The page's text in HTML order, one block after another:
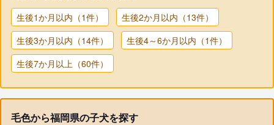
生後1か月以内（1件）
生後2か月以内（13件）
生後3か月以内（14件）
生後4～6か月以内（1件）
生後7か月以上（60件）
毛色から福岡県の子犬を探す